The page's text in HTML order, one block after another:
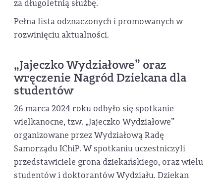
za długoletnią służbę.
Pełna lista odznaczonych i promowanych w
rozwinięciu aktualności.
„Jajeczko Wydziałowe” oraz
wręczenie Nagród Dziekana dla
studentów
26 marca 2024 roku odbyło się spotkanie
wielkanocne, tzw. „Jajeczko Wydziałowe”
organizowane przez Wydziałową Radę
Samorządu IChiP. W spotkaniu uczestniczyli
przedstawiciele grona dziekańskiego, oraz wielu
studentów i doktorantów Wydziału. Dziekan